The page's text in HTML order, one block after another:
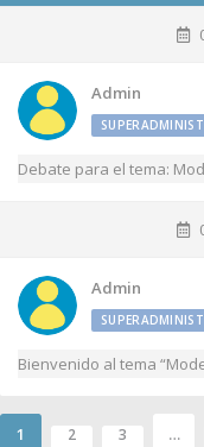
Admin
Debate para el tema:
Admin
Bienvenido al tema
1 2 3 …